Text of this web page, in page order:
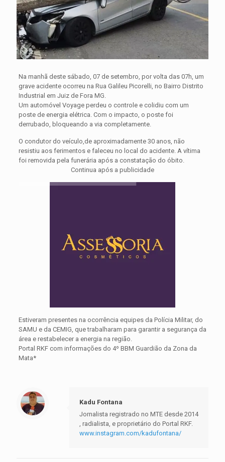
Na manhã deste sábado, 07 de setembro, por volta das 07h, um
grave acidente ocorreu na Rua Galileu Picorelli, no Bairro Distrito
Industrial em Juiz de Fora MG.
Um automóvel Voyage perdeu o controle e colidiu com um
poste de energia elétrica. Com o impacto, o poste foi
derrubado, bloqueando a via completamente.
O condutor do veículo,de aproximadamente 30 anos, não
resistiu aos ferimentos e faleceu no local do acidente. A vítima
foi removida pela funerária após a constatação do óbito.
Continua após a publicidade
Estiveram presentes na ocorrência equipes da Polícia Militar, do
SAMU e da CEMIG, que trabalharam para garantir a segurança da
área e restabelecer a energia na região.
Portal RKF com informações do 4º BBM Guardião da Zona da
Mata*
Kadu Fontana
Jornalista registrado no MTE desde 2014
, radialista, e proprietário do Portal RKF.
www.instagram.com/kadufontana/